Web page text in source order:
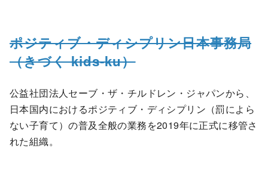
ポジティブ・ディシプリン日本事務局
（きづく kids-ku）
公益社団法人セーブ・ザ・チルドレン・ジャパンから、
日本国内におけるポジティブ・ディシプリン（罰によら
ない子育て）の普及全般の業務を2019年に正式に移管さ
れた組織。